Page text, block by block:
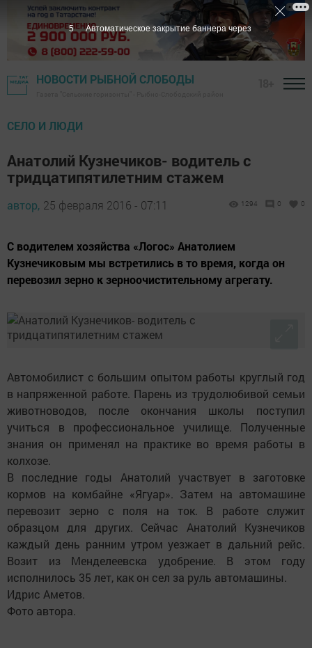
НОВОСТИ РЫБНОЙ СЛОБОДЫ
CЕЛО И ЛЮДИ
Анатолий Кузнечиков- водитель с
тридцатипятилетним стажем
автор, 25 февраля 2016 - 07:11 1294 0 0
С водителем хозяйства «Логос» Анатолием
Кузнечиковым мы встретились в то время, когда он
перевозил зерно к зерноочистительному агрегату.
Автомобилист с большим опытом работы круглый год
в напряженной работе. Парень из трудолюбивой семьи
животноводов, после окончания школы поступил
учиться в профессиональное училище. Полученные
знания он применял на практике во время работы в
колхозе.
В последние годы Анатолий участвует в заготовке
кормов на комбайне «Ягуар». Затем на автомашине
перевозит зерно с поля на ток. В работе служит
образцом для других. Сейчас Анатолий Кузнечиков
каждый день ранним утром уезжает в дальний рейс.
Возит из Менделеевска удобрение. В этом году
исполнилось 35 лет, как он сел за руль автомашины.
Идрис Аметов.
Фото автора.
4 Автоматическое закрытие баннера через